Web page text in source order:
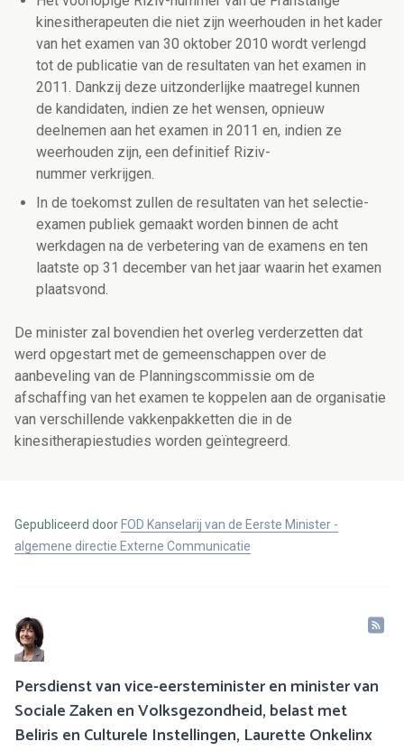
kinesitherapeuten die niet zijn weerhouden in het kader
van het examen van 30 oktober 2010 wordt verlengd
tot de publicatie van de resultaten van het examen in
2011. Dankzij deze uitzonderlijke maatregel kunnen
de kandidaten, indien ze het wensen, opnieuw
deelnemen aan het examen in 2011 en, indien ze
weerhouden zijn, een definitief Riziv-
nummer verkrijgen.
In de toekomst zullen de resultaten van het selectie-
examen publiek gemaakt worden binnen de acht
werkdagen na de verbetering van de examens en ten
laatste op 31 december van het jaar waarin het examen
plaatsvond.
De minister zal bovendien het overleg verderzetten dat
werd opgestart met de gemeenschappen over de
aanbeveling van de Planningscommissie om de
afschaffing van het examen te koppelen aan de organisatie
van verschillende vakkenpakketten die in de
kinesitherapiestudies worden geïntegreerd.
Gepubliceerd door FOD Kanselarij van de Eerste Minister -
algemene directie Externe Communicatie
Persdienst van vice-eersteminister en minister van
Sociale Zaken en Volksgezondheid, belast met
Beliris en Culturele Instellingen, Laurette Onkelinx